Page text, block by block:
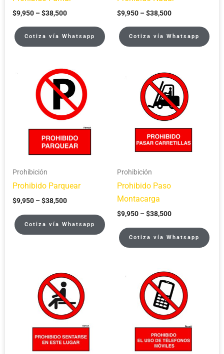
$9,950 –$38,500
Cotiza vía Whatsapp
$9,950 –$38,500
Cotiza vía Whatsapp
Prohibición
Prohibido Parquear
$9,950 –$38,500
Price
range:
$9,950
through
$38,500
Cotiza vía Whatsapp
Prohibición
Prohibido Paso
Montacarga
$9,950 –$38,500
range:
$9,950
through
$38,500
Cotiza vía Whatsapp
Price
range:
$9,950
through
$38,500
Price
range:
$9,950
through
$38,500